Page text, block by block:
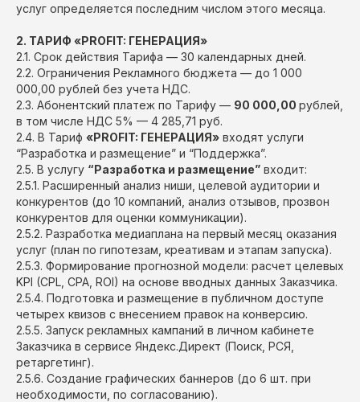
услуг определяется последним числом этого месяца.
2. ТАРИФ «PROFIT: ГЕНЕРАЦИЯ»
2.1. Срок действия Тарифа — 30 календарных дней.
2.2. Ограничения Рекламного бюджета — до 1 000
000,00 рублей без учета НДС.
2.3. Абонентский платеж по Тарифу — 90 000,00 рублей,
в том числе НДС 5% — 4 285,71 руб.
2.4. В Тариф «PROFIT: ГЕНЕРАЦИЯ» входят услуги
“Разработка и размещение” и “Поддержка”.
2.5. В услугу “Разработка и размещение” входит:
2.5.1. Расширенный анализ ниши, целевой аудитории и
конкурентов (до 10 компаний, анализ отзывов, прозвон
конкурентов для оценки коммуникации).
2.5.2. Разработка медиаплана на первый месяц оказания
услуг (план по гипотезам, креативам и этапам запуска).
2.5.3. Формирование прогнозной модели: расчет целевых
KPI (CPL, CPA, ROI) на основе вводных данных Заказчика.
2.5.4. Подготовка и размещение в публичном доступе
четырех квизов с внесением правок на конверсию.
2.5.5. Запуск рекламных кампаний в личном кабинете
Заказчика в сервисе Яндекс.Директ (Поиск, РСЯ,
ретаргетинг).
2.5.6. Создание графических баннеров (до 6 шт. при
необходимости, по согласованию).